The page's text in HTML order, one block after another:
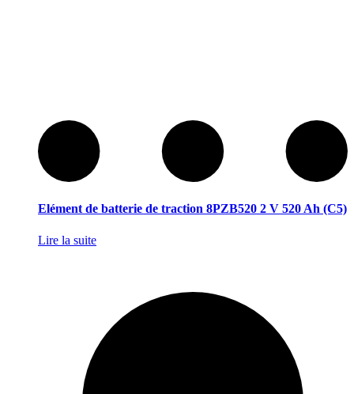
Elément de batterie de traction 8PZB520 2 V 520 Ah (C5)
Lire la suite